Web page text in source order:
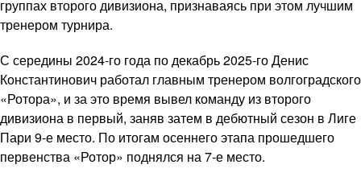
группах второго дивизиона, признаваясь при этом лучшим
тренером турнира.
С середины 2024-го года по декабрь 2025-го Денис
Константинович работал главным тренером волгоградского
«Ротора», и за это время вывел команду из второго
дивизиона в первый, заняв затем в дебютный сезон в Лиге
Пари 9-е место. По итогам осеннего этапа прошедшего
первенства «Ротор» поднялся на 7-е место.